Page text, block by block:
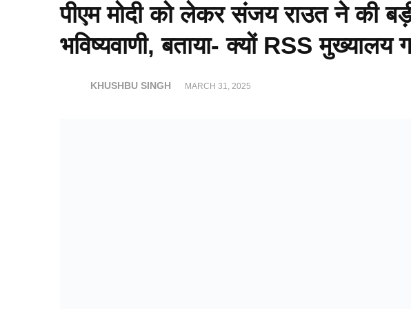
पीएम मोदी को लेकर संजय राउत ने की
भविष्यवाणी, बताया- क्यों RSS मुख्यालय
KHUSHBU SINGH MARCH 31, 2025